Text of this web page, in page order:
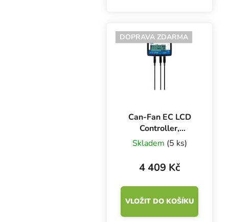
řady Q-Max EC nebo
Max-Fan Pro.
DOPRAVA ZDARMA
Can-Fan EC LCD
Controller,
regulátor otáček
Skladem (5 ks)
4 409 Kč
VLOŽIT DO KOŠÍKU